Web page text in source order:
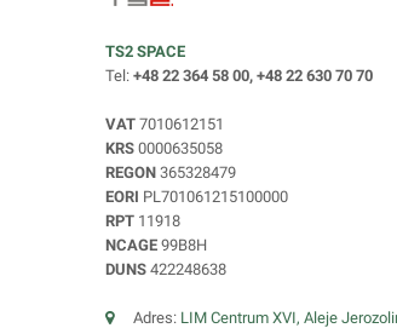
TS2 SPACE
Tel: +48 22 364 58 00, +48 22 630 70 70
VAT 7010612151
KRS 0000635058
REGON 365328479
EORI PL701061215100000
RPT 11918
NCAGE 99B8H
DUNS 422248638
Adres: LIM Centrum XVI, Aleje